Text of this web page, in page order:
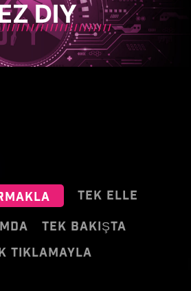
DIY
TEK ELLE
TEK BAKIŞTA
TIKLAMAYLA